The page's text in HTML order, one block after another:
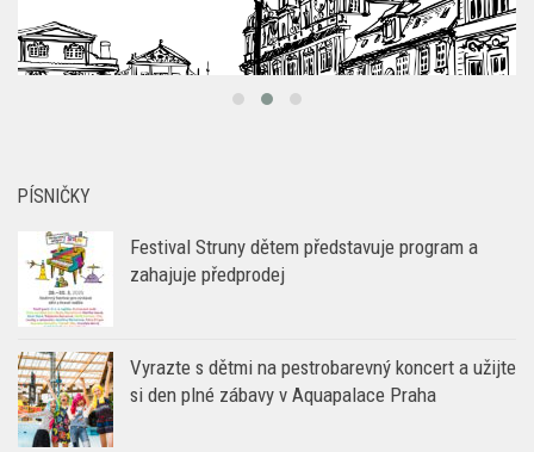
zahajuje předprodej
si den plné zábavy v Aquapalace Praha